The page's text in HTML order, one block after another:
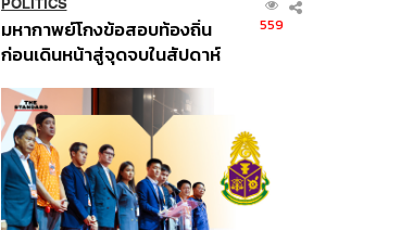
POLITICS
มหากาพย์โกงข้อสอบท้องถิ่น
ก่อนเดินหน้าสู่จุดจบในสัปดาห์
559